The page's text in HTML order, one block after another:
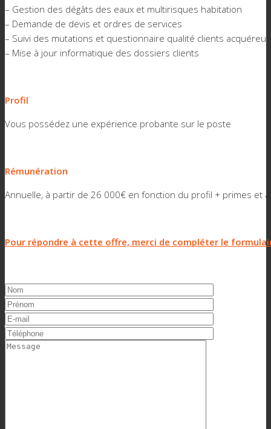
– Gestion des dégâts des eaux et multirisques habitation
– Demande de devis et ordres de services
– Suivi des mutations et questionnaire qualité clients
– Mise à jour informatique des dossiers clients
Profil
Vous possédez une expérience probante sur le poste
Rémunération
Annuelle, à partir de 26 000€ en fonction du profil + primes et
Pour répondre à cette offre, merci de compléter le